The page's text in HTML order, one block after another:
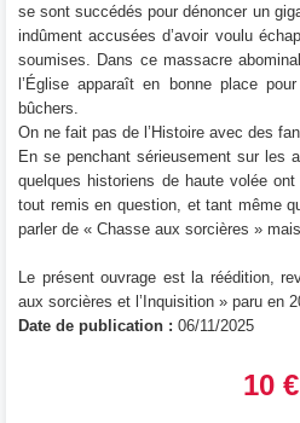
se sont succédés pour dénoncer un
indûment accusées d’avoir voulu
soumises. Dans ce massacre
l’Église apparaît en bonne place
bûchers.
On ne fait pas de l’Histoire avec des
En se penchant sérieusement sur les
quelques historiens de haute volée
tout remis en question, et tant même
parler de « Chasse aux sorcières »
Le présent ouvrage est la réédition,
aux sorcières et l’Inquisition » paru en
Date de publication : 06/11/2025
10 €